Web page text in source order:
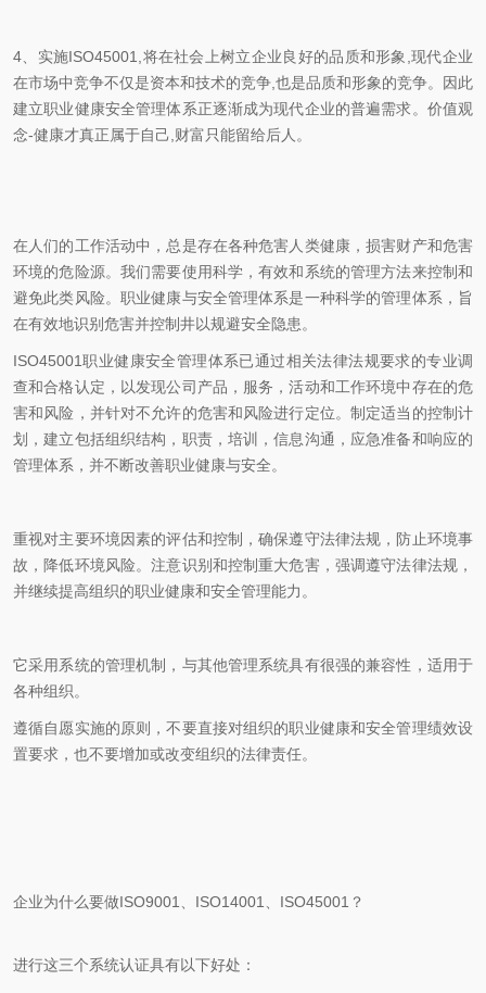
4、实施ISO45001,将在社会上树立企业良好的品质和形象,现代企业
在市场中竞争不仅是资本和技术的竞争,也是品质和形象的竞争。因此
建立职业健康安全管理体系正逐渐成为现代企业的普遍需求。价值观
念-健康才真正属于自己,财富只能留给后人。
在人们的工作活动中，总是存在各种危害人类健康，损害财产和危害
环境的危险源。我们需要使用科学，有效和系统的管理方法来控制和
避免此类风险。职业健康与安全管理体系是一种科学的管理体系，旨
在有效地识别危害并控制井以规避安全隐患。
ISO45001职业健康安全管理体系已通过相关法律法规要求的专业调
查和合格认定，以发现公司产品，服务，活动和工作环境中存在的危
害和风险，并针对不允许的危害和风险进行定位。制定适当的控制计
划，建立包括组织结构，职责，培训，信息沟通，应急准备和响应的
管理体系，并不断改善职业健康与安全。
重视对主要环境因素的评估和控制，确保遵守法律法规，防止环境事
故，降低环境风险。注意识别和控制重大危害，强调遵守法律法规，
并继续提高组织的职业健康和安全管理能力。
它采用系统的管理机制，与其他管理系统具有很强的兼容性，适用于
各种组织。
遵循自愿实施的原则，不要直接对组织的职业健康和安全管理绩效设
置要求，也不要增加或改变组织的法律责任。
企业为什么要做ISO9001、ISO14001、ISO45001？
进行这三个系统认证具有以下好处：